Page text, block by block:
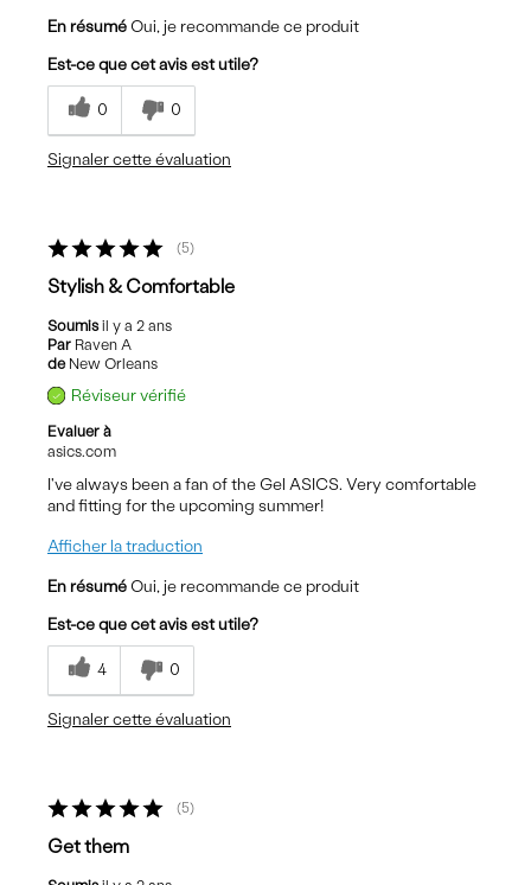
En résumé Oui, je recommande ce produit
Est-ce que cet avis est utile?
0 0
Signaler cette évaluation
5
Stylish & Comfortable
Soumisil y a 2 ans
Par Raven A
de New Orleans
Réviseur vérifié
Evaluer à
asics.com
I've always been a fan of the Gel ASICS. Very comfortable
and fitting for the upcoming summer!
Afficher la traduction
En résumé Oui, je recommande ce produit
Est-ce que cet avis est utile?
4 0
Signaler cette évaluation
5
Get them